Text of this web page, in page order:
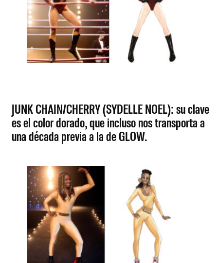
JUNK CHAIN/CHERRY (SYDELLE NOEL): su clave
es el color dorado, que incluso nos transporta a
una década previa a la de GLOW.